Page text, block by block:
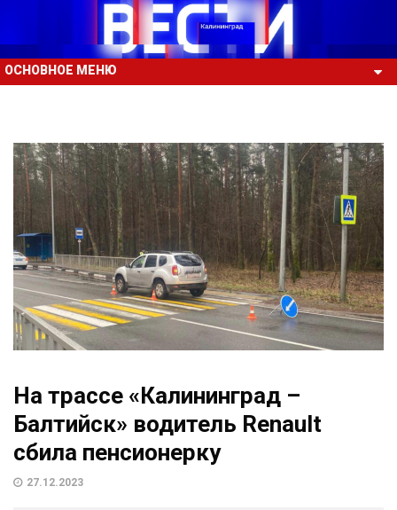
ОСНОВНОЕ МЕНЮ
На трассе «Калининград –
Балтийск» водитель Renault
сбила пенсионерку
27.12.2023